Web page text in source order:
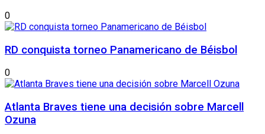
0
RD conquista torneo Panamericano de Béisbol
0
Atlanta Braves tiene una decisión sobre Marcell
Ozuna